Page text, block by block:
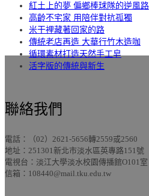
紅土上的夢 偏鄉棒球隊的逆風路
高齡不宅家 用陪伴對抗孤獨
米干裡藏著回家的路
傳統老店再造 大華行竹木造咖
循環素材打造天然手工皂
活字版的傳統與新生
聯絡我們
電話：（02）2621-5656轉2559或2560
地址：251301新北市淡水區英專路151號
電視台：淡江大學淡水校園傳播館O101室
信箱：108440@mail.tku.edu.tw